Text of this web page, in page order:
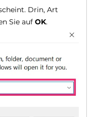
Drin, Art
Sie auf OK.